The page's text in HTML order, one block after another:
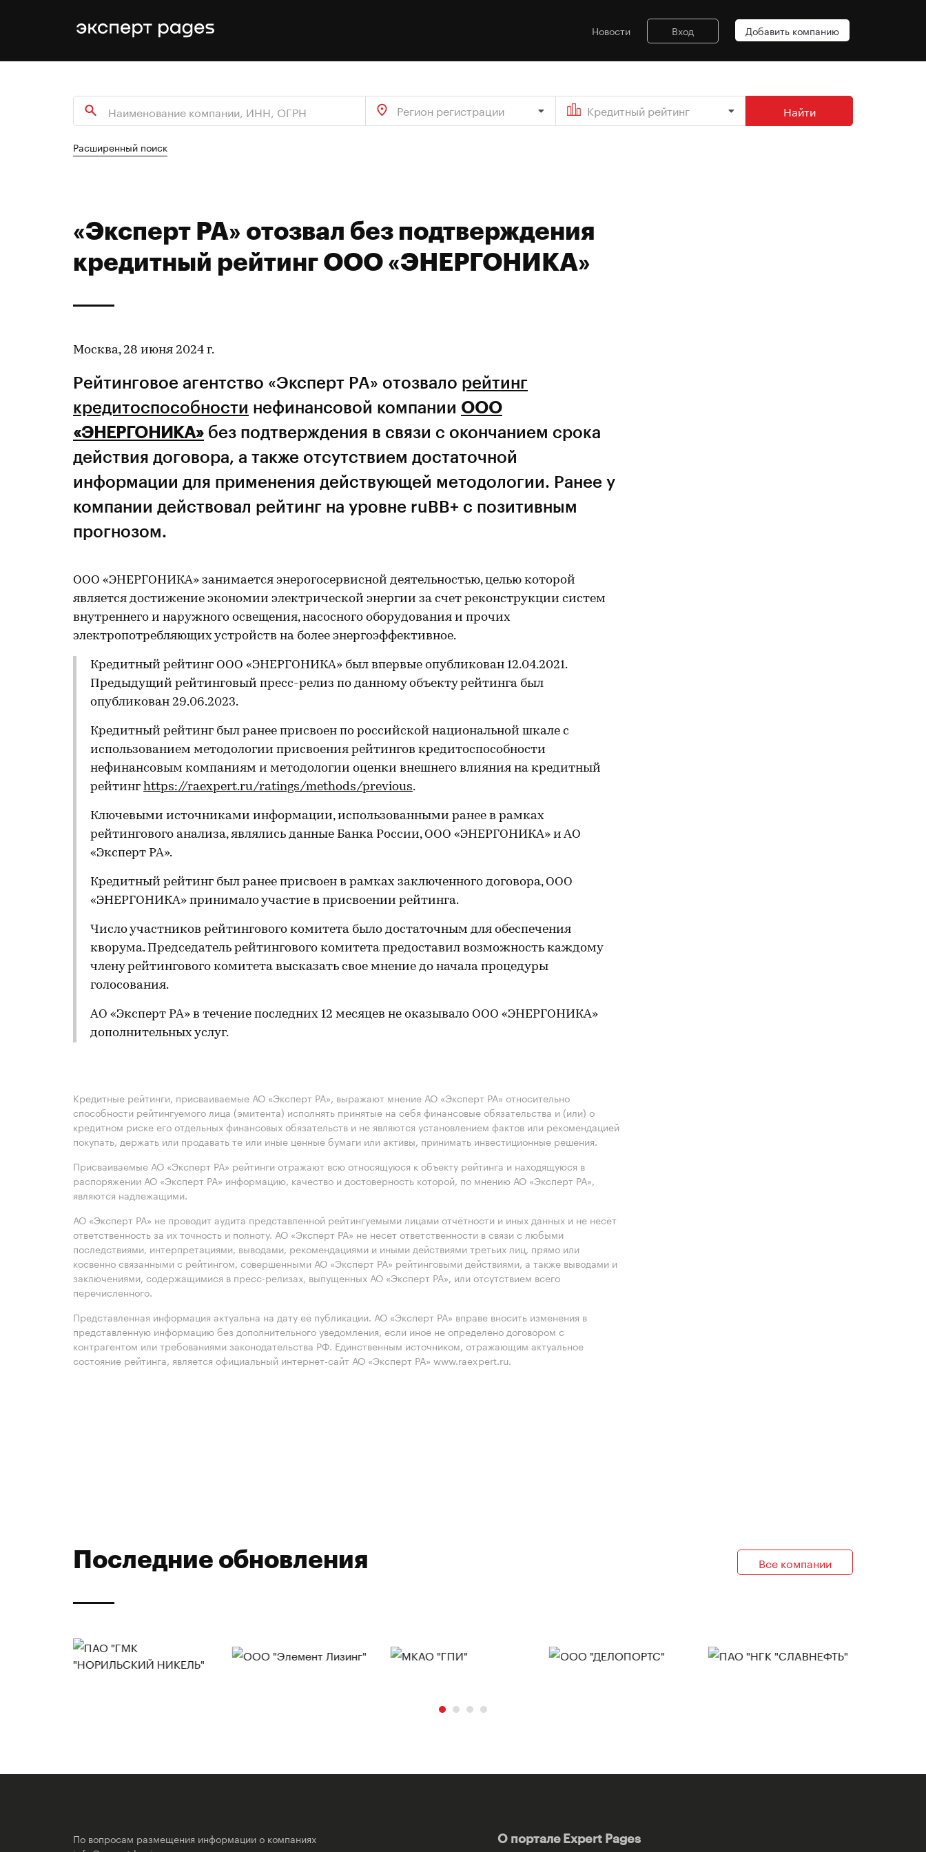
Новости Вход Добавить компанию
Регион регистрации Кредитный рейтинг Найти
Расширенный поиск
«Эксперт РА» отозвал без подтверждения
кредитный рейтинг ООО «ЭНЕРГОНИКА»
Москва, 28 июня 2024 г.
Рейтинговое агентство «Эксперт РА» отозвало рейтинг
кредитоспособности нефинансовой компании ООО
«ЭНЕРГОНИКА» без подтверждения в связи с окончанием срока
действия договора, а также отсутствием достаточной
информации для применения действующей методологии. Ранее у
компании действовал рейтинг на уровне ruBB+ с позитивным
прогнозом.
ООО «ЭНЕРГОНИКА» занимается энерогосервисной деятельностью, целью которой
является достижение экономии электрической энергии за счет реконструкции систем
внутреннего и наружного освещения, насосного оборудования и прочих
электропотребляющих устройств на более энергоэффективное.
Кредитный рейтинг ООО «ЭНЕРГОНИКА» был впервые опубликован 12.04.2021.
Предыдущий рейтинговый пресс-релиз по данному объекту рейтинга был
опубликован 29.06.2023.
Кредитный рейтинг был ранее присвоен по российской национальной шкале с
использованием методологии присвоения рейтингов кредитоспособности
нефинансовым компаниям и методологии оценки внешнего влияния на кредитный
рейтинг https://raexpert.ru/ratings/methods/previous.
Ключевыми источниками информации, использованными ранее в рамках
рейтингового анализа, являлись данные Банка России, ООО «ЭНЕРГОНИКА» и АО
«Эксперт РА».
Кредитный рейтинг был ранее присвоен в рамках заключенного договора, ООО
«ЭНЕРГОНИКА» принимало участие в присвоении рейтинга.
Число участников рейтингового комитета было достаточным для обеспечения
кворума. Председатель рейтингового комитета предоставил возможность каждому
члену рейтингового комитета высказать свое мнение до начала процедуры
голосования.
АО «Эксперт РА» в течение последних 12 месяцев не оказывало ООО «ЭНЕРГОНИКА»
дополнительных услуг.
Кредитные рейтинги, присваиваемые АО «Эксперт РА», выражают мнение АО «Эксперт РА» относительно
способности рейтингуемого лица (эмитента) исполнять принятые на себя финансовые обязательства и (или) о
кредитном риске его отдельных финансовых обязательств и не являются установлением фактов или рекомендацией
покупать, держать или продавать те или иные ценные бумаги или активы, принимать инвестиционные решения.
Присваиваемые АО «Эксперт РА» рейтинги отражают всю относящуюся к объекту рейтинга и находящуюся в
распоряжении АО «Эксперт РА» информацию, качество и достоверность которой, по мнению АО «Эксперт РА»,
являются надлежащими.
АО «Эксперт РА» не проводит аудита представленной рейтингуемыми лицами отчётности и иных данных и не несёт
ответственность за их точность и полноту. АО «Эксперт РА» не несет ответственности в связи с любыми
последствиями, интерпретациями, выводами, рекомендациями и иными действиями третьих лиц, прямо или
косвенно связанными с рейтингом, совершенными АО «Эксперт РА» рейтинговыми действиями, а также выводами и
заключениями, содержащимися в пресс-релизах, выпущенных АО «Эксперт РА», или отсутствием всего
перечисленного.
Представленная информация актуальна на дату её публикации. АО «Эксперт РА» вправе вносить изменения в
представленную информацию без дополнительного уведомления, если иное не определено договором с
контрагентом или требованиями законодательства РФ. Единственным источником, отражающим актуальное
состояние рейтинга, является официальный интернет-сайт АО «Эксперт РА» www.raexpert.ru.
Последние обновления Все компании
По вопросам размещения информации о компаниях
О портале Expert Pages